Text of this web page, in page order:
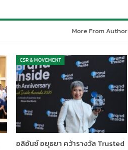
More From Author
CSR & MOVEMENT
อลิอันซ์ อยุธยา คว้ารางวัล Trusted